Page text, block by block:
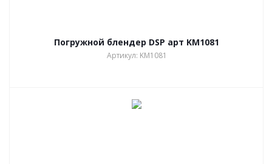
Погружной блендер DSP арт KM1081
Артикул: KM1081